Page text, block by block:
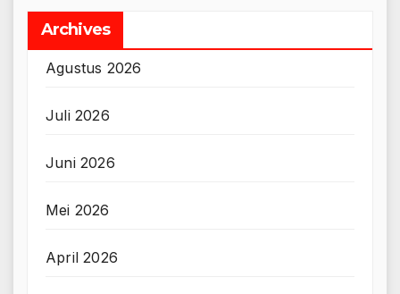
Archives
Agustus 2026
Juli 2026
Juni 2026
Mei 2026
April 2026